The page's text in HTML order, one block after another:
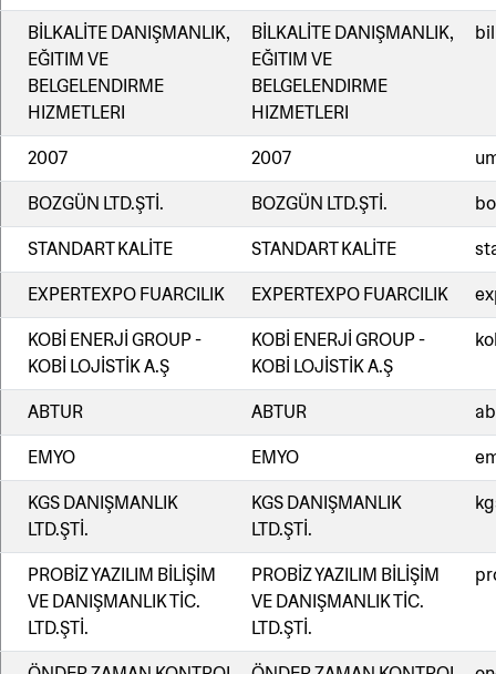
BİLKALİTE DANIŞMANLIK,
EĞITIM VE
BELGELENDIRME
HIZMETLERI
BİLKALİTE DANIŞMANLIK,
EĞITIM VE
BELGELENDIRME
HIZMETLERI
2007 2007
BOZGÜN LTD.ŞTİ.
BOZGÜN LTD.ŞTİ.
STANDART KALİTE
STANDART KALİTE
EXPERTEXPO FUARCILIK
EXPERTEXPO FUARCILIK
KOBİ ENERJİ GROUP -
KOBİ LOJİSTİK A.Ş
KOBİ ENERJİ GROUP -
KOBİ LOJİSTİK A.Ş
ABTUR ABTUR
EMYO
EMYO
KGS DANIŞMANLIK
LTD.ŞTİ.
KGS DANIŞMANLIK
LTD.ŞTİ.
PROBİZ YAZILIM BİLİŞİM
VE DANIŞMANLIK TİC.
LTD.ŞTİ.
PROBİZ YAZILIM BİLİŞİM
VE DANIŞMANLIK TİC.
LTD.ŞTİ.